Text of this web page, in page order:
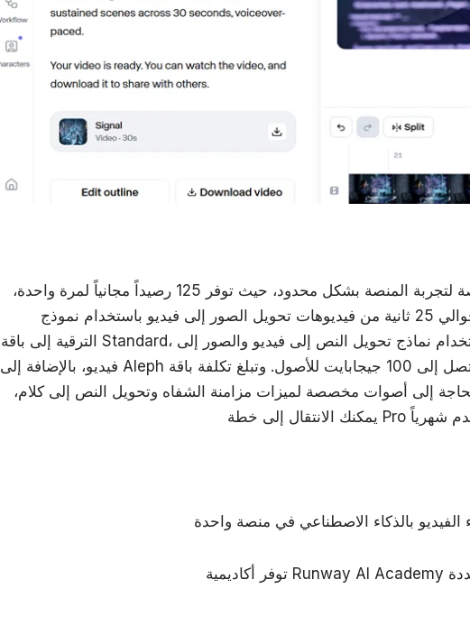
تمنح الخطة المجانية المستخدمين فرصة لتجربة المنصة بشكل محدود، حيث توفر 125 رصيداً مجانياً لمرة واحدة،
تكفي لإنشاء حوالي 25 ثانية من فيديوهات تحويل الصور إلى فيديو باستخدام نموذج Gen-4 Turbo. أما عند
الترقية إلى باقة Standard، فستحصل على 625 رصيداً شهرياً لاستخدام نماذج تحويل النص إلى فيديو والصور إلى
فيديو، بالإضافة إلى Aleph ومساحة تخزين تصل إلى 100 جيجابايت للأصول. وتبلغ تكلفة باقة Standard حوالي 15
إلى أصوات مخصصة لميزات مزامنة الشفاه وتحويل النص إلى كلام،